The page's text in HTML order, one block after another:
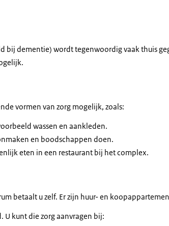
bij dementie) wordt tegenwoordig vaak thuis
vormen van zorg mogelijk, zoals:
wassen en aankleden.
en boodschappen doen.
eten in een restaurant bij het complex.
betaalt u zelf. Er zijn huur- en
U kunt die zorg aanvragen bij: